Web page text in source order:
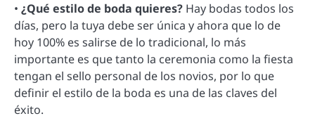
• ¿Qué estilo de boda quieres? Hay bodas todos los
días, pero la tuya debe ser única y ahora que lo de
hoy 100% es salirse de lo tradicional, lo más
importante es que tanto la ceremonia como la fiesta
tengan el sello personal de los novios, por lo que
definir el estilo de la boda es una de las claves del
éxito.